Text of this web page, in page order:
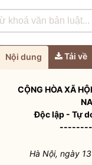
Nội dung Tải về
CỘNG HÒA XÃ
Độc lập - Tự
Hà Nội, ngày